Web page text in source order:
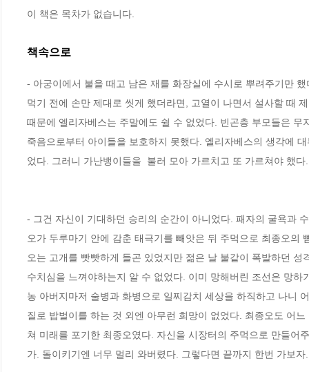
이 책은 목차가 없습니다.
책속으로
- 아궁이에서 불을 때고 남은 재를 화장실에 수시로 뿌려주기만
먹기 전에 손만 제대로 씻게 했더라면, 고열이 나면서 설사할 때
때문에 엘리자베스는 주말에도 쉴 수 없었다. 빈곤층 부모들은
죽음으로부터 아이들을 보호하지 못했다. 엘리자베스의 생각에
었다. 그러니 가난뱅이들을  불러 모아 가르치고 또 가르쳐야 했
- 그건 자신이 기대하던 승리의 순간이 아니었다. 패자의 굴욕과
오가 두루마기 안에 감춘 태극기를 빼앗은 뒤 주먹으로 최종오
오는 고개를 빳빳하게 들곤 있었지만 젊은 날 불같이 폭발하던
수치심을 느껴야하는지 알 수 없었다. 이미 망해버린 조선은 망
농 아버지마저 술병과 화병으로 일찌감치 세상을 하직하고 나니
질로 밥벌이를 하는 것 외엔 아무런 희망이 없었다. 최종오도 어
쳐 미래를 포기한 최종오였다. 자신을 시장터의 주먹으로 만들어
가. 돌이키기엔 너무 멀리 와버렸다. 그렇다면 끝까지 한번 가보